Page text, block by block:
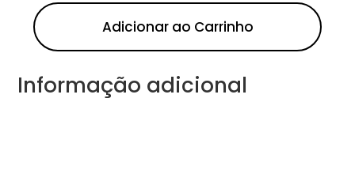
Adicionar ao Carrinho
Informação adicional